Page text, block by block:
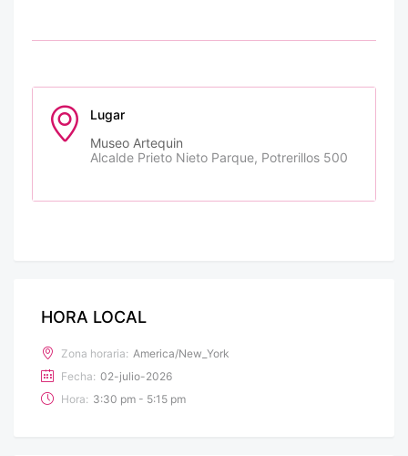
Lugar
Museo Artequin
Alcalde Prieto Nieto Parque, Potrerillos 500
HORA LOCAL
Zona horaria: America/New_York
Fecha: 02-julio-2026
Hora: 3:30 pm - 5:15 pm